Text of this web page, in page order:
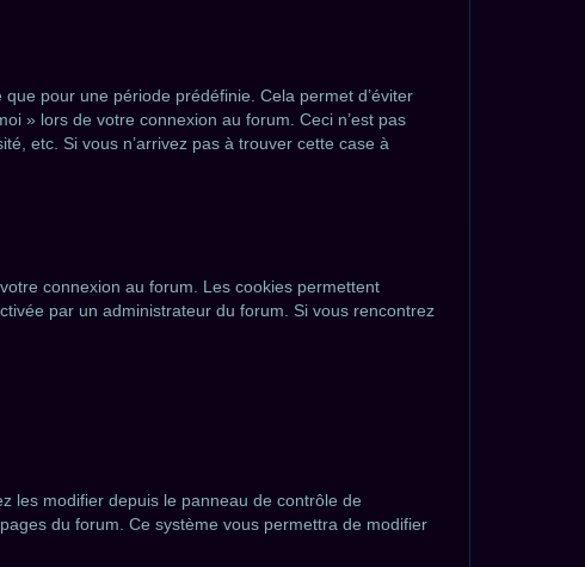
pour une période prédéfinie. Cela permet d’éviter
» lors de votre connexion au forum. Ceci n’est pas
etc. Si vous n’arrivez pas à trouver cette case à
connexion au forum. Les cookies permettent
par un administrateur du forum. Si vous rencontrez
les modifier depuis le panneau de contrôle de
du forum. Ce système vous permettra de modifier